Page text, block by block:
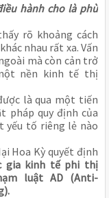
hành cho là phù
rõ khoảng cách
nhau rất xa. Vấn
mà còn cản trở
nền kinh tế thị
là qua một tiến
pháp quy định của
yếu tố riêng lẻ nào
Hoa Kỳ quyết định
gia kinh tế phi thị
luật AD (Anti-